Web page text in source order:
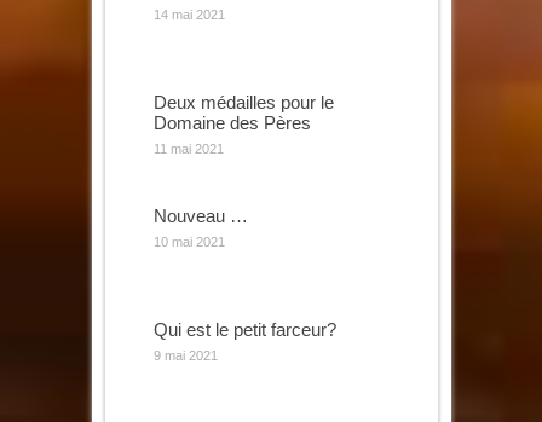
14 mai 2021
Deux médailles pour le
Domaine des Pères
11 mai 2021
Nouveau …
10 mai 2021
Qui est le petit farceur?
9 mai 2021